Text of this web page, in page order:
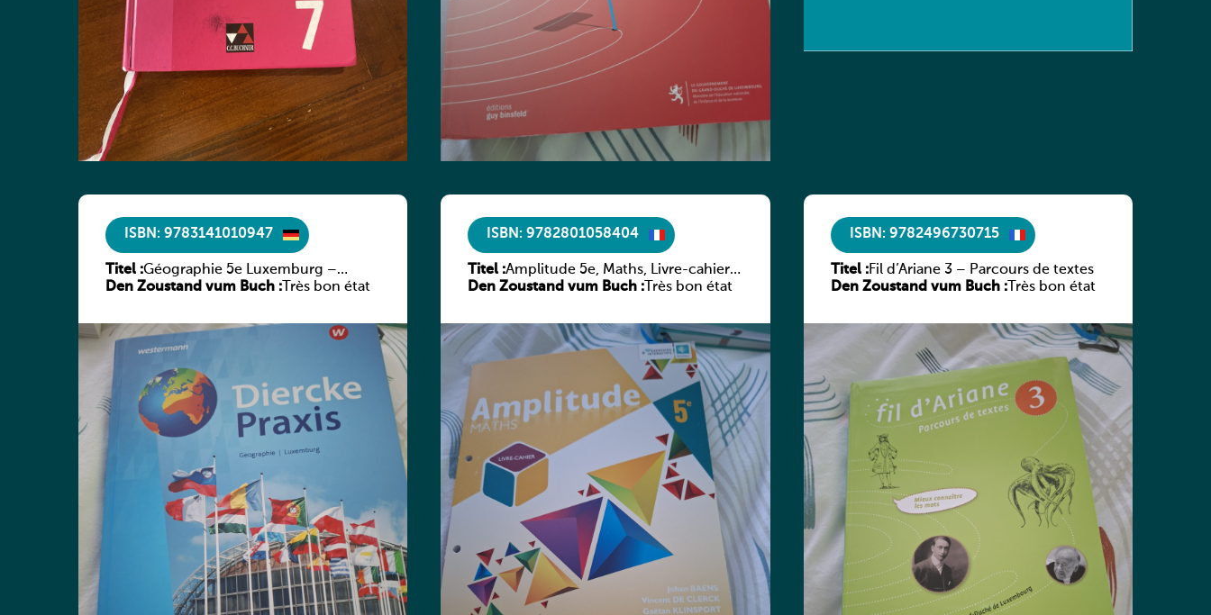
ISBN: 9783141010947
Titel :Géographie 5e Luxemburg –
Diercke Praxis
Den Zoustand vum Buch : Très bon état
ISBN: 9782801058404
Titel :Amplitude 5e, Maths, Livre-cahier,
version luxembourgeoise
Den Zoustand vum Buch : Très bon état
ISBN: 9782496730715
Titel :Fil d’Ariane 3 – Parcours de textes
Den Zoustand vum Buch :Très bon état